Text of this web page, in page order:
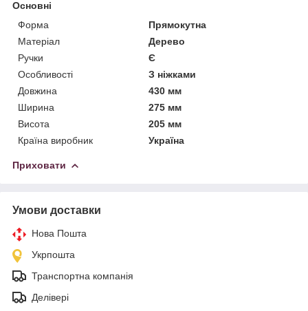
Основні
Форма
Прямокутна
Матеріал
Дерево
Ручки
Є
Особливості
З ніжками
Довжина
430 мм
Ширина
275 мм
Висота
205 мм
Країна виробник
Україна
Приховати
Умови доставки
Нова Пошта
Укрпошта
Транспортна компанія
Делівері